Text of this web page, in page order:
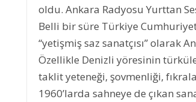
oldu. Ankara Radyosu Yurttan
Belli bir süre Türkiye Cumhuriyeti
“yetişmiş saz sanatçısı” olarak
Özellikle Denizli yöresinin
taklit yeteneği, şovmenliği,
1960’larda sahneye de çıkan